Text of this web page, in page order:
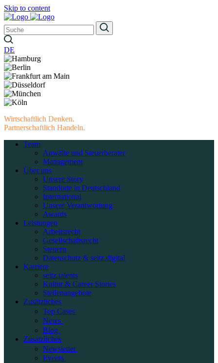
Skip to content
DE
Wirtschaftlich Denken.
Partnerschaftlich Handeln.
Team
Anwälte und Steuerberater
Management
Über uns
Unsere Story
Standorte in Deutschland
International
Unsere Verantwortung
Awards
Leistungen
Arbeitsrecht
Gesellschaftsrecht
Steuern
Datenschutz & seitz.digital
Karriere
seitz.talents
Kultur & Career Stories
Stellenangebote
Zusätzliches
Top Cases
News
Blog
Zusätzliches
Newsletter
Events